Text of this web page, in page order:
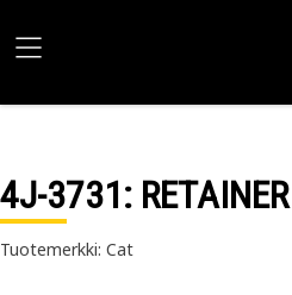
4J-3731: RETAINER
Tuotemerkki: Cat